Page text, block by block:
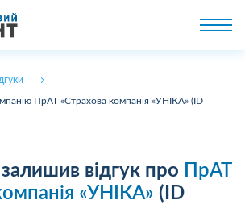
ПрАТ «Страхова компанія «УНІКА» (ID
залишив відгук про
ПрАТ
«УНІКА» (ID